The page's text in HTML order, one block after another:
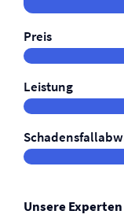
Preis
Leistung
Unsere Experten